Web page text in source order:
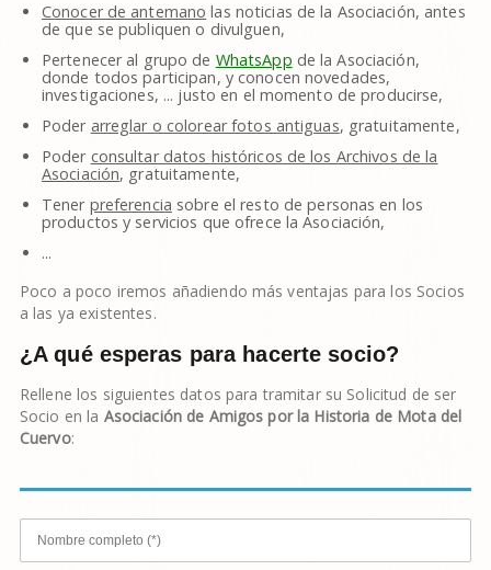
Conocer de antemano las noticias de la Asociación, antes
de que se publiquen o divulguen,
Pertenecer al grupo de WhatsApp de la Asociación,
donde todos participan, y conocen novedades,
investigaciones, ... justo en el momento de producirse,
Poder arreglar o colorear fotos antiguas, gratuitamente,
Poder consultar datos históricos de los Archivos de la
Asociación, gratuitamente,
Tener preferencia sobre el resto de personas en los
productos y servicios que ofrece la Asociación,
...
Poco a poco iremos añadiendo más ventajas para los Socios
a las ya existentes.
¿A qué esperas para hacerte socio?
Rellene los siguientes datos para tramitar su Solicitud de ser
Socio en la Asociación de Amigos por la Historia de Mota del
Cuervo: